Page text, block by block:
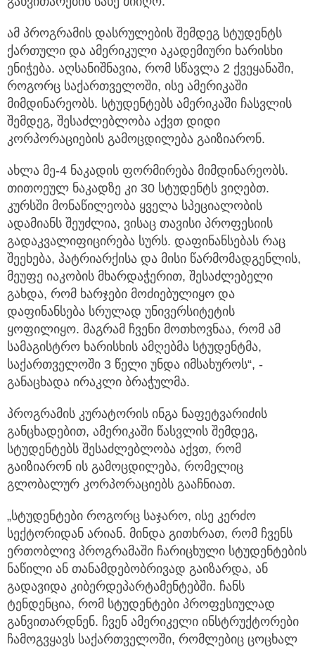
ამ პროგრამის დასრულების შემდეგ სტუდენტს
ქართული და ამერიკული აკადემიური ხარისხი
ენიჭება. აღსანიშნავია, რომ სწავლა 2 ქვეყანაში,
როგორც საქართველოში, ისე ამერიკაში
მიმდინარეობს. სტუდენტებს ამერიკაში ჩასვლის
შემდეგ, შესაძლებლობა აქვთ დიდი
კორპორაციების გამოცდილება გაიზიარონ.
ახლა მე-4 ნაკადის ფორმირება მიმდინარეობს.
თითოეულ ნაკადზე კი 30 სტუდენტს ვიღებთ.
კურსში მონაწილეობა ყველა სპეციალობის
ადამიანს შეუძლია, ვისაც თავისი პროფესიის
გადაკვალიფიცირება სურს. დაფინანსებას რაც
შეეხება, პატრიარქისა და მისი წარმომადგენლის,
მეუფე იაკობის მხარდაჭერით, შესაძლებელი
გახდა, რომ ხარჯები მოძიებულიყო და
დაფინანსება სრულად უნივერსიტეტის
ყოფილიყო. მაგრამ ჩვენი მოთხოვნაა, რომ ამ
სამაგისტრო ხარისხის ამღებმა სტუდენტმა,
საქართველოში 3 წელი უნდა იმსახუროს“, -
განაცხადა ირაკლი ბრაჭულმა.
პროგრამის კურატორის ინგა ნაფეტვარიძის
განცხადებით, ამერიკაში წასვლის შემდეგ,
სტუდენტებს შესაძლებლობა აქვთ, რომ
გაიზიარონ ის გამოცდილება, რომელიც
გლობალურ კორპორაციებს გააჩნიათ.
„სტუდენტები როგორც საჯარო, ისე კერძო
სექტორიდან არიან. მინდა გითხრათ, რომ ჩვენს
ერთობლივ პროგრამაში ჩარიცხული სტუდენტების
ნაწილი ან თანამდებობრივად გაიზარდა, ან
გადავიდა კიბერდეპარტამენტებში. ჩანს
ტენდენცია, რომ სტუდენტები პროფესიულად
განვითარდნენ. ჩვენ ამერიკელი ინსტრუქტორები
ჩამოგვყავს საქართველოში, რომლებიც ცოცხალ